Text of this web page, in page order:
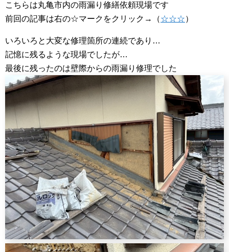
こちらは丸亀市内の雨漏り修繕依頼現場です
前回の記事は右の☆マークをクリック→（☆☆☆）
いろいろと大変な修理箇所の連続であり…
記憶に残るような現場でしたが…
最後に残ったのは壁際からの雨漏り修理でした
本日の一品